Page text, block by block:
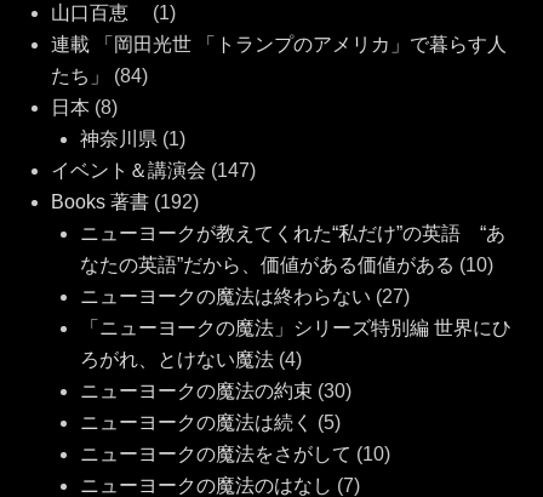
山口百恵
(1)
連載 「岡田光世 「トランプのアメリカ」で暮らす人
たち」
(84)
日本 (8)
神奈川県 (1)
イベント＆講演会 (147)
Books 著書(192)
ニューヨークが教えてくれた“私だけ”の英語 “あ
なたの英語”だから、価値がある価値がある (10)
ニューヨークの魔法は終わらない (27)
「ニューヨークの魔法」シリーズ特別編 世界にひ
ろがれ、とけない魔法(4)
ニューヨークの魔法の約束 (30)
ニューヨークの魔法は続く
(5)
ニューヨークの魔法をさがして (10)
ニューヨークの魔法のはなし (7)